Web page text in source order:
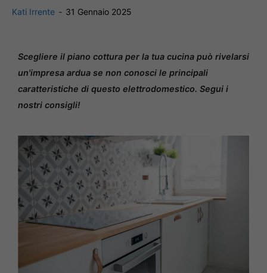
Kati Irrente - 31 Gennaio 2025
Scegliere il piano cottura per la tua cucina può rivelarsi
un'impresa ardua se non conosci le principali
caratteristiche di questo elettrodomestico. Segui i
nostri consigli!